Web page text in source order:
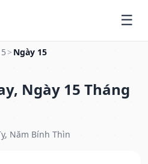
> Ngày 15
Ngày 15 Tháng
Năm Bính Thìn